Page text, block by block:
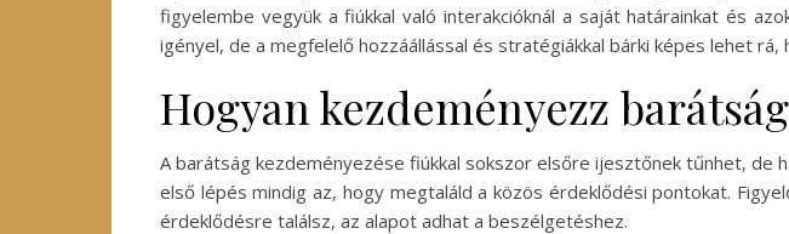
figyelembe vegyük a fiúkkal való interakcióknál a saját határainkat és
igényel, de a megfelelő hozzáállással és stratégiákkal bárki képes lehet
Hogyan kezdeményezz
A barátság kezdeményezése fiúkkal sokszor elsőre ijesztőnek tűnhet, de
első lépés mindig az, hogy megtaláld a közös érdeklődési pontokat.
érdeklődésre találsz, az alapot adhat a beszélgetéshez.